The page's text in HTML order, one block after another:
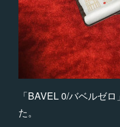
「BAVEL 0/バベルゼ
た。